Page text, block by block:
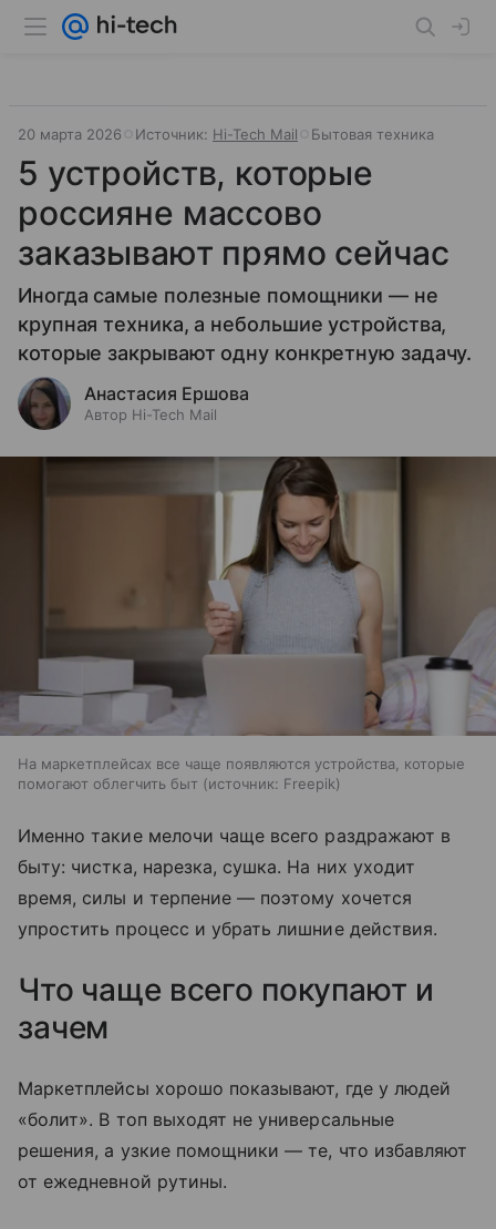
20 марта 2026 Источник: Hi-Tech Mail Бытовая техника
5 устройств, которые
россияне массово
заказывают прямо сейчас
Иногда самые полезные помощники — не
крупная техника, а небольшие устройства,
которые закрывают одну конкретную задачу.
Анастасия Ершова
Автор Hi-Tech Mail
На маркетплейсах все чаще появляются устройства, которые
помогают облегчить быт
источник: Freepik
Именно такие мелочи чаще всего раздражают в
быту: чистка, нарезка, сушка. На них уходит
время, силы и терпение — поэтому хочется
упростить процесс и убрать лишние действия.
Что чаще всего покупают и
зачем
Маркетплейсы хорошо показывают, где у людей
«болит». В топ выходят не универсальные
решения, а узкие помощники — те, что избавляют
от ежедневной рутины.